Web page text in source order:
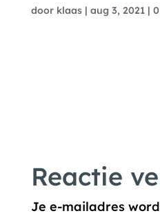
door klaas| aug 3, 2021|
Reactie
Je e-mailadres